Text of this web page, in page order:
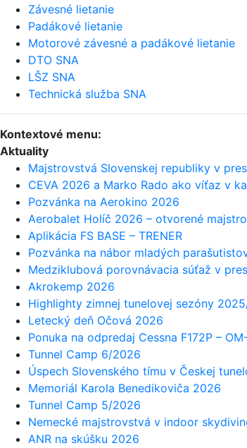
Závesné lietanie
Padákové lietanie
Motorové závesné a padákové lietanie
DTO SNA
LŠZ SNA
Technická služba SNA
Kontextové menu:
Aktuality
Majstrovstvá Slovenskej republiky v
CEVA 2026 a Marko Rado ako víťaz v
Pozvánka na Aerokino 2026
Aerobalet Holíč 2026 – otvorené
Aplikácia FS BASE – TRENER
Pozvánka na nábor mladých
Medziklubová porovnávacia súťaž v
Akrokemp 2026
Highlighty zimnej tunelovej sezóny
Letecký deň Očová 2026
Ponuka na odpredaj Cessna F172P –
Tunnel Camp 6/2026
Úspech Slovenského tímu v Českej
Memoriál Karola Benedikoviča 2026
Tunnel Camp 5/2026
Nemecké majstrovstvá v indoor
ANR na skúšku 2026